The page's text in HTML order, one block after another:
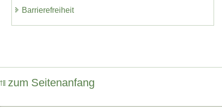
Barrierefreiheit
zum Seitenanfang